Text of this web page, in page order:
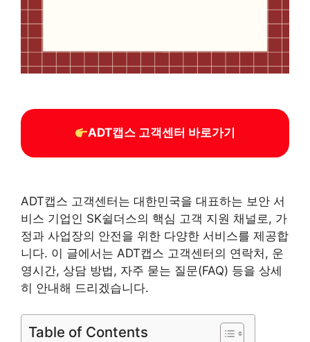
ADT캡스 고객센터 바로가기
ADT캡스 고객센터는 대한민국을 대표하는 보안 서
비스 기업인 SK쉴더스의 핵심 고객 지원 채널로, 가
정과 사업장의 안전을 위한 다양한 서비스를 제공합
니다. 이 글에서는 ADT캡스 고객센터의 연락처, 운
영시간, 상담 방법, 자주 묻는 질문(FAQ) 등을 상세
히 안내해 드리겠습니다.
Table of Contents